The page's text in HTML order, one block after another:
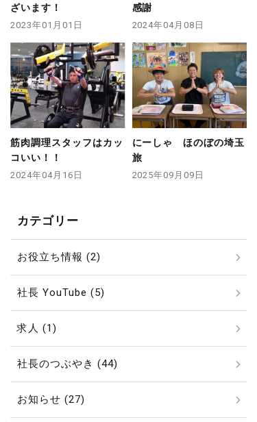
ざいます！
2023年01月01日
感謝
2024年04月08日
筋肉調理スタッフはカッ
コいい！！
2024年04月16日
にーしゃ ほのぼの埼玉
旅
2025年09月09日
カテゴリー
お役立ち情報 (2)
社長 YouTube (5)
求人 (1)
社長のつぶやき (44)
お知らせ (27)